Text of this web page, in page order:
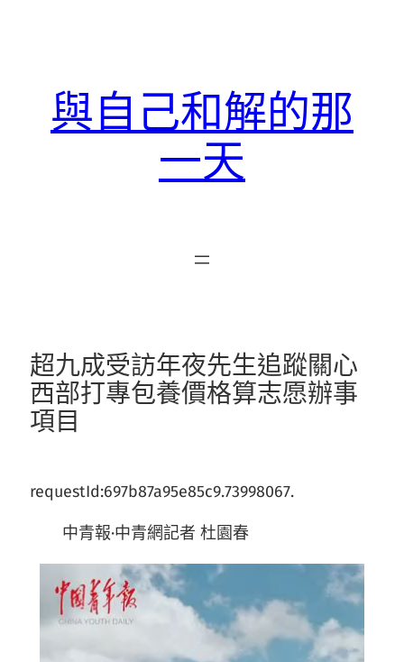
與自己和解的那
一天
超九成受訪年夜先生追蹤關心
西部打專包養價格算志愿辦事
項目
requestId:697b87a95e85c9.73998067.
中青報·中青網記者 杜園春